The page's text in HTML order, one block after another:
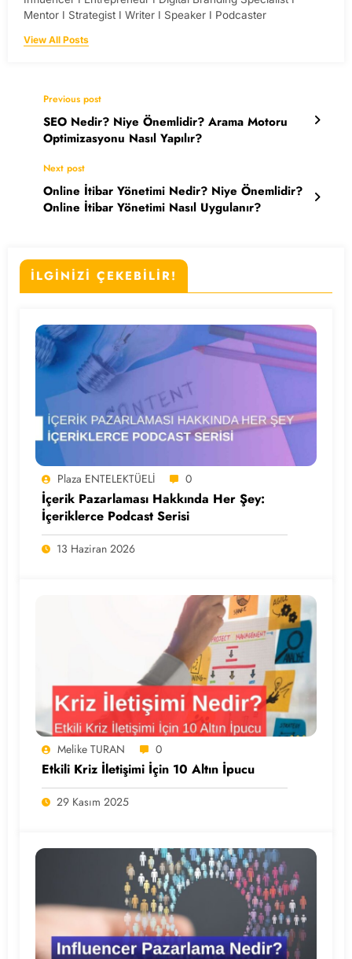
Mentor I Strategist I Writer I Speaker I Podcaster
View All Posts
Previous post
SEO Nedir? Niye Önemlidir? Arama Motoru
Optimizasyonu Nasıl Yapılır?
Next post
Online İtibar Yönetimi Nedir? Niye Önemlidir?
Online İtibar Yönetimi Nasıl Uygulanır?
İLGİNİZİ ÇEKEBİLİR!
Plaza ENTELEKTÜELİ 0
İçerik Pazarlaması Hakkında Her Şey:
İçeriklerce Podcast Serisi
13 Haziran 2026
Melike TURAN 0
Etkili Kriz İletişimi İçin 10 Altın İpucu
29 Kasım 2025